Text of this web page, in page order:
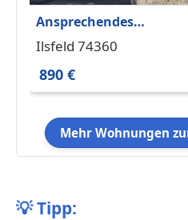
Ansprechendes
Appartement in
Ilsfeld 74360
890 €
Mehr Wohnungen
💡Tipp: